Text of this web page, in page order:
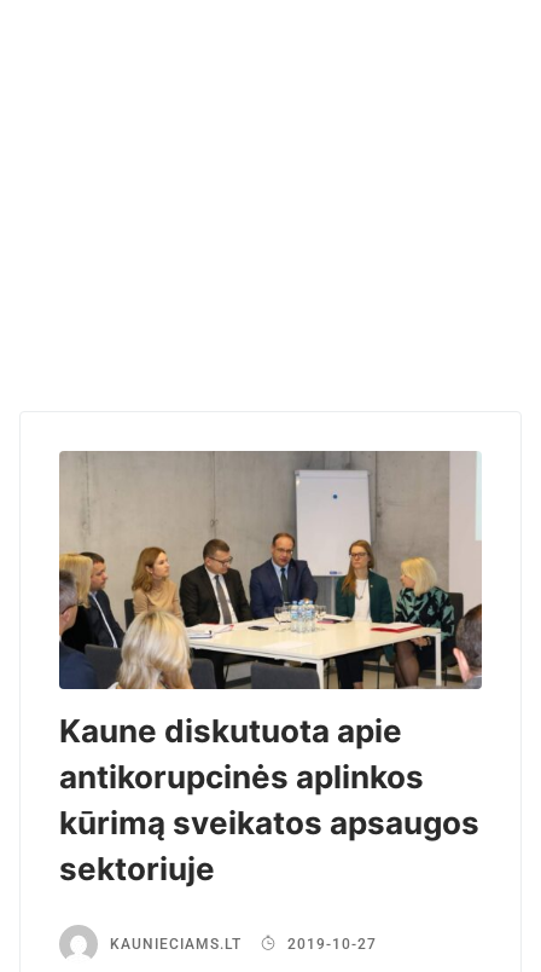
Kaune diskutuota apie
antikorupcinės aplinkos
kūrimą sveikatos apsaugos
sektoriuje
KAUNIECIAMS.LT 2019-10-27